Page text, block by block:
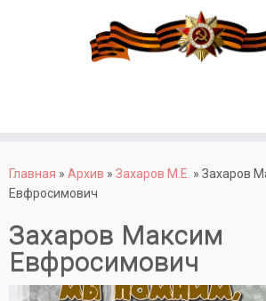
содержимому
Главная » Архив » Захаров М.Е. » Захаров
Евфросимович
Захаров Максим
Евфросимович